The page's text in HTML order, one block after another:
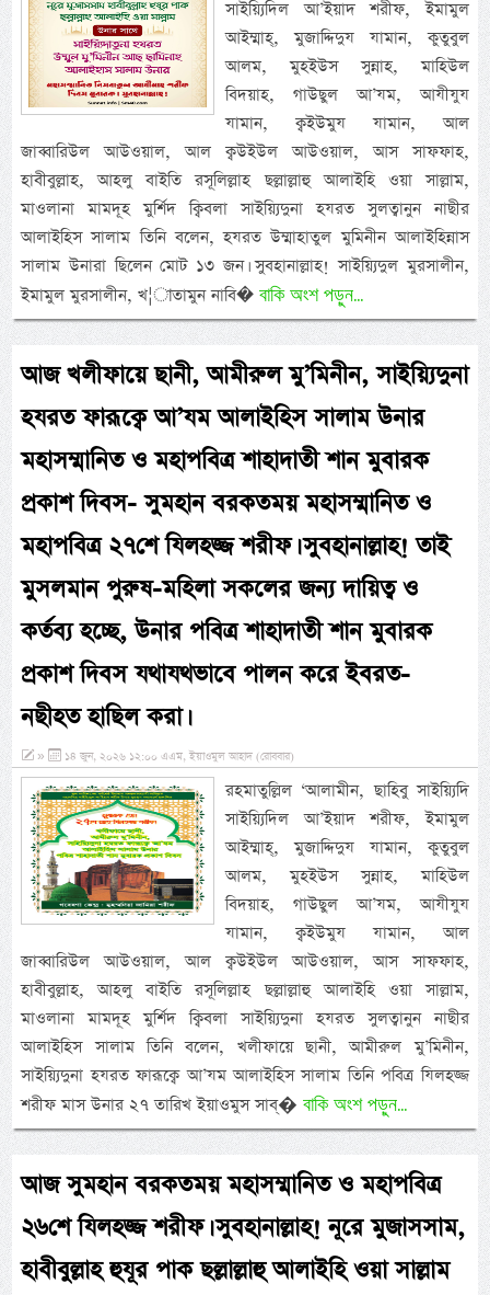
সাইয়্যিদিল আ’ইয়াদ শরীফ, ইমামুল
আইম্মাহ্, মুজাদ্দিদুয যামান, কুতুবুল
আলম, মুহইউস সুন্নাহ, মাহিউল
বিদয়াহ, গাউছুল আ’যম, আযীযুয
যামান, ক্বইউমুয যামান, আল
জাব্বারিউল আউওয়াল, আল ক্বউইউল আউওয়াল, আস সাফফাহ,
হাবীবুল্লাহ, আহলু বাইতি রসূলিল্লাহ ছল্লাল্লাহু আলাইহি ওয়া সাল্লাম,
মাওলানা মামদূহ মুর্শিদ ক্বিবলা সাইয়্যিদুনা হযরত সুলত্বানুন নাছীর
আলাইহিস সালাম তিনি বলেন, হযরত উম্মাহাতুল মুমিনীন আলাইহিন্নাস
সালাম উনারা ছিলেন মোট ১৩ জন। সুবহানাল্লাহ! সাইয়্যিদুল মুরসালীন,
ইমামুল মুরসালীন, খ¦াতামুন নাবি�বাকি অংশ পড়ুন...
আজ খলীফায়ে ছানী, আমীরুল মু’মিনীন, সাইয়্যিদুনা
হযরত ফারূক্বে আ’যম আলাইহিস সালাম উনার
মহাসম্মানিত ও মহাপবিত্র শাহাদাতী শান মুবারক
প্রকাশ দিবস- সুমহান বরকতময় মহাসম্মানিত ও
মহাপবিত্র ২৭শে যিলহজ্জ শরীফ। সুবহানাল্লাহ! তাই
মুসলমান পুরুষ-মহিলা সকলের জন্য দায়িত্ব ও
কর্তব্য হচ্ছে, উনার পবিত্র শাহাদাতী শান মুবারক
প্রকাশ দিবস যথাযথভাবে পালন করে ইবরত-
নছীহত হাছিল করা।
» ১৪ জুন, ২০২৬ ১২:০০ এএম, ইয়াওমুল আহাদ (রোববার)
রহমাতুল্লিল ‘আলামীন, ছাহিবু সাইয়্যিদি
সাইয়্যিদিল আ’ইয়াদ শরীফ, ইমামুল
আইম্মাহ্, মুজাদ্দিদুয যামান, কুতুবুল
আলম, মুহইউস সুন্নাহ, মাহিউল
বিদয়াহ, গাউছুল আ’যম, আযীযুয
যামান, ক্বইউমুয যামান, আল
জাব্বারিউল আউওয়াল, আল ক্বউইউল আউওয়াল, আস সাফফাহ,
হাবীবুল্লাহ, আহলু বাইতি রসূলিল্লাহ ছল্লাল্লাহু আলাইহি ওয়া সাল্লাম,
মাওলানা মামদূহ মুর্শিদ ক্বিবলা সাইয়্যিদুনা হযরত সুলত্বানুন নাছীর
আলাইহিস সালাম তিনি বলেন, খলীফায়ে ছানী, আমীরুল মু’মিনীন,
সাইয়্যিদুনা হযরত ফারূক্বে আ’যম আলাইহিস সালাম তিনি পবিত্র যিলহজ্জ
শরীফ মাস উনার ২৭ তারিখ ইয়াওমুস সাব্�বাকি অংশ পড়ুন...
আজ সুমহান বরকতময় মহাসম্মানিত ও মহাপবিত্র
২৬শে যিলহজ্জ শরীফ। সুবহানাল্লাহ! নূরে মুজাসসাম,
হাবীবুল্লাহ হুযূর পাক ছল্লাল্লাহু আলাইহি ওয়া সাল্লাম